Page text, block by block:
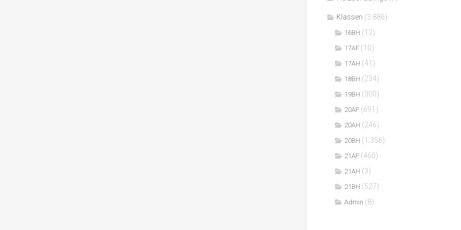
Klassen (3.886)
16BH (12)
17AF (10)
17AH (41)
18BH (234)
19BH (300)
20AF (691)
20AH (246)
20BH (1.356)
21AF (460)
21AH (3)
21BH (527)
Admin (8)